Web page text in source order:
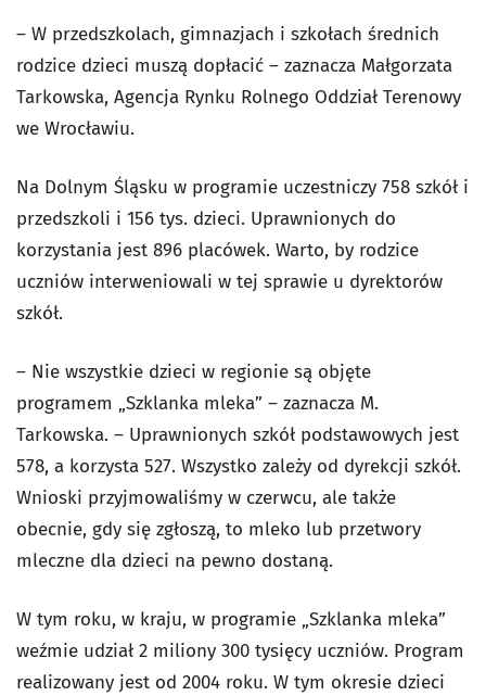
– W przedszkolach, gimnazjach i szkołach średnich
rodzice dzieci muszą dopłacić – zaznacza Małgorzata
Tarkowska, Agencja Rynku Rolnego Oddział Terenowy
we Wrocławiu.
Na Dolnym Śląsku w programie uczestniczy 758 szkół i
przedszkoli i 156 tys. dzieci. Uprawnionych do
korzystania jest 896 placówek. Warto, by rodzice
uczniów interweniowali w tej sprawie u dyrektorów
szkół.
– Nie wszystkie dzieci w regionie są objęte
programem „Szklanka mleka” – zaznacza M.
Tarkowska. – Uprawnionych szkół podstawowych jest
578, a korzysta 527. Wszystko zależy od dyrekcji szkół.
Wnioski przyjmowaliśmy w czerwcu, ale także
obecnie, gdy się zgłoszą, to mleko lub przetwory
mleczne dla dzieci na pewno dostaną.
W tym roku, w kraju, w programie „Szklanka mleka”
weźmie udział 2 miliony 300 tysięcy uczniów. Program
realizowany jest od 2004 roku. W tym okresie dzieci